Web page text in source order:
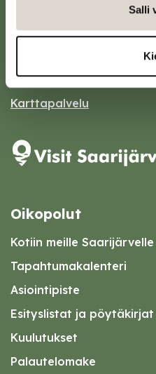
Salli
Sivulantie 11, PL 13
kirjaamo@saarijarvi.fi
Karttapalvelu
Oikopolut
Kotiin meille Saarijärvelle
Tapahtumakalenteri
Asiointipiste
Esityslistat ja pöytäkirjat
Kuulutukset
Palautelomake